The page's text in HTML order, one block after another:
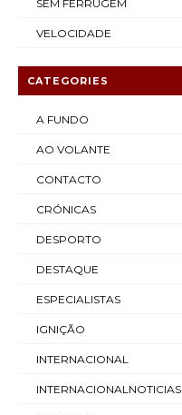
SEM FERRUGEM
VELOCIDADE
CATEGORIES
A FUNDO
AO VOLANTE
CONTACTO
CRÓNICAS
DESPORTO
DESTAQUE
ESPECIALISTAS
IGNIÇÃO
INTERNACIONAL
INTERNACIONALNOTICIAS